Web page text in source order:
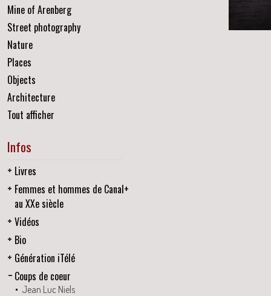
Mine of Arenberg
Street photography
Nature
Places
Objects
Architecture
Tout afficher
Infos
Livres
Femmes et hommes de Canal+
au XXe siècle
Vidéos
Bio
Génération iTélé
Coups de coeur
Jean Luc Niels